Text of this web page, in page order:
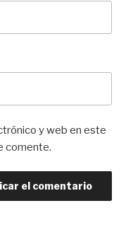
y web en este
comente.